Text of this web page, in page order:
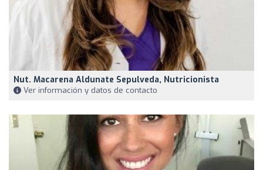
Nut. Macarena Aldunate Sepulveda, Nutricionista
Ver información y datos de contacto